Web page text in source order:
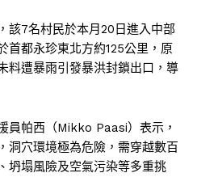
該7名村民於本月20日進入中部
首都永珍東北方約125公里，原
料遭暴雨引發暴洪封鎖出口，導
員帕西（Mikko Paasi）表示，
洞穴環境極為危險，需穿越數百
坍塌風險及空氣污染等多重挑